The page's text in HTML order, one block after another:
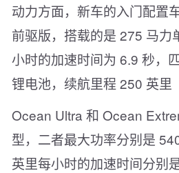
动力方面，新车的入门配置
前驱版，搭载的是 275 马力
小时的加速时间为 6.9 秒，
锂电池，续航里程 250 英里
Ocean Ultra 和 Ocean
型，二者最大功率分别是
英里每小时的加速时间分别